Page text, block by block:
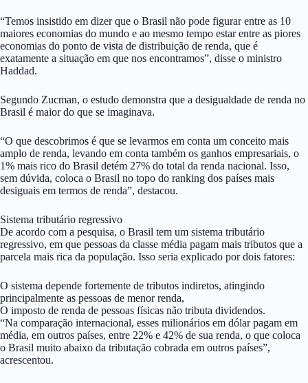
“Temos insistido em dizer que o Brasil não pode figurar entre as 10
maiores economias do mundo e ao mesmo tempo estar entre as piores
economias do ponto de vista de distribuição de renda, que é
exatamente a situação em que nos encontramos”, disse o ministro
Haddad.
Segundo Zucman, o estudo demonstra que a desigualdade de renda no
Brasil é maior do que se imaginava.
“O que descobrimos é que se levarmos em conta um conceito mais
amplo de renda, levando em conta também os ganhos empresariais, o
1% mais rico do Brasil detém 27% do total da renda nacional. Isso,
sem dúvida, coloca o Brasil no topo do ranking dos países mais
desiguais em termos de renda”, destacou.
Sistema tributário regressivo
De acordo com a pesquisa, o Brasil tem um sistema tributário
regressivo, em que pessoas da classe média pagam mais tributos que a
parcela mais rica da população. Isso seria explicado por dois fatores:
O sistema depende fortemente de tributos indiretos, atingindo
principalmente as pessoas de menor renda,
O imposto de renda de pessoas físicas não tributa dividendos.
“Na comparação internacional, esses milionários em dólar pagam em
média, em outros países, entre 22% e 42% de sua renda, o que coloca
o Brasil muito abaixo da tributação cobrada em outros países”,
acrescentou.